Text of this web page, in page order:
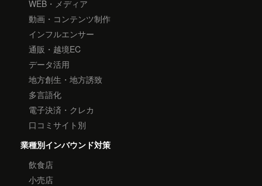
WEB・メディア
動画・コンテンツ制作
インフルエンサー
通販・越境EC
データ活用
地方創生・地方誘致
多言語化
電子決済・クレカ
口コミサイト別
業種別インバウンド対策
飲食店
小売店